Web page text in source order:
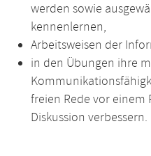
werden sowie
kennenlernen,
Arbeitsweisen der
in den Übungen ihre
freien Rede vor
Diskussion verbessern.